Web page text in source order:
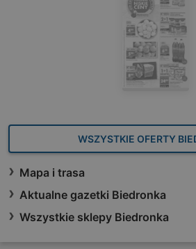
WSZYSTKIE OFERTY
Mapa i trasa
Aktualne gazetki Biedronka
Wszystkie sklepy Biedronka